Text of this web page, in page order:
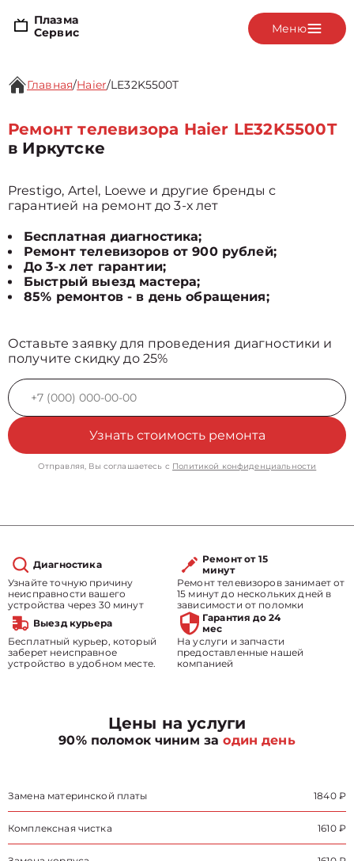
Плазма
Сервис
Меню
Главная/Haier/LE32K5500T
Ремонт телевизора Haier LE32K5500T
в Иркутске
Prestigo, Artel, Loewe и другие бренды с
гарантией на ремонт до 3-х лет
Бесплатная диагностика;
Ремонт телевизоров от 900 рублей;
До 3-х лет гарантии;
Быстрый выезд мастера;
85% ремонтов - в день обращения;
Оставьте заявку для проведения диагностики и
получите скидку до 25%
Узнать стоимость ремонта
Отправляя, Вы соглашаетесь с Политикой конфиденциальности
Диагностика
Узнайте точную причину
неисправности вашего
устройства через 30 минут
Ремонт от 15
минут
Ремонт телевизоров занимает от
15 минут до нескольких дней в
зависимости от поломки
Выезд курьера
Бесплатный курьер, который
заберет неисправное
устройство в удобном месте.
Гарантия до 24
мес
На услуги и запчасти
предоставленные нашей
компанией
Цены на услуги
90% поломок чиним заодин день
Замена материнской платы 1840 ₽
Комплексная чистка 1610 ₽